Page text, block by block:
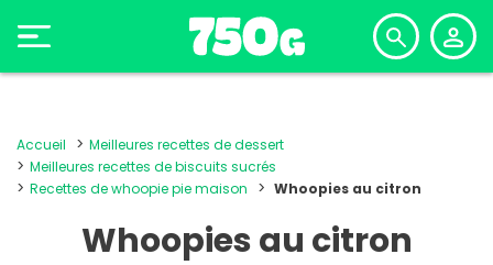
Accueil
Meilleures recettes de dessert
Meilleures recettes de biscuits sucrés
Recettes de whoopie pie maison
Whoopies au citron
Whoopies au citron